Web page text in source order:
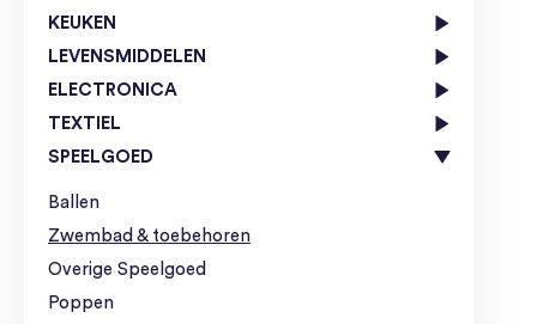
KEUKEN
LEVENSMIDDELEN
ELECTRONICA
TEXTIEL
SPEELGOED
Ballen
Zwembad & toebehoren
Overige Speelgoed
Poppen